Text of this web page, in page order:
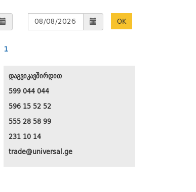
OK
1
დაგვიკავშირდით
599 044 044
596 15 52 52
555 28 58 99
231 10 14
trade@universal.ge